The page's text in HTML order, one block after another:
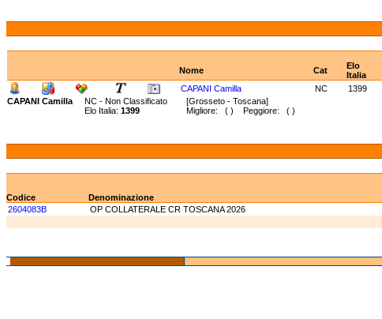
Nome
Cat
Elo
Italia
CAPANI Camilla
NC 1399
CAPANI Camilla
NC - Non Classificato [Grosseto - Toscana]
Elo Italia: 1399 Migliore: ( ) Peggiore: ( )
Codice
Denominazione
2604083B
OP COLLATERALE CR TOSCANA 2026